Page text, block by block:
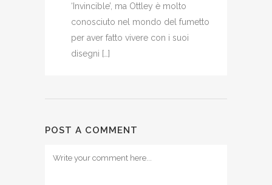
‘Invincible’, ma Ottley è molto
conosciuto nel mondo del fumetto
per aver fatto vivere con i suoi
disegni […]
POST A COMMENT